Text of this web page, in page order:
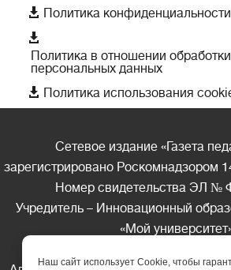
 Политика конфиденциальности

Политика в отношении
персональных данных
 Политика использования
Сетевое издание «Газета
зарегистрировано Роскомнадзором
Номер свидетельства ЭЛ №
Учредитель – Инновационный
«Мой
Наш сайт использует Cookie, чтобы